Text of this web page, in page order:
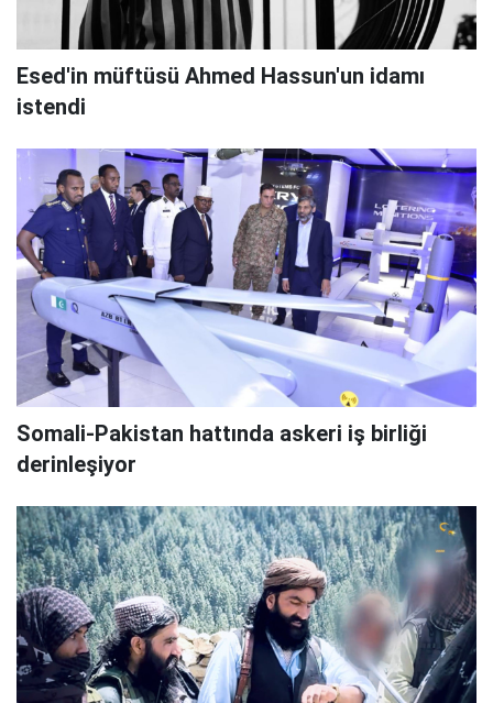
Esed'in müftüsü Ahmed Hassun'un idamı
istendi
Somali-Pakistan hattında askeri iş birliği
derinleşiyor